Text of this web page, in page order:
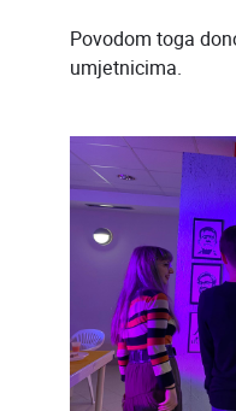
Povodom toga
umjetnicima.